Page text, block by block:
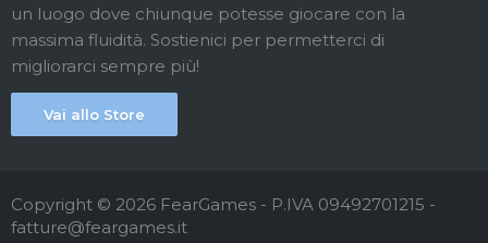
un luogo dove chiunque potesse giocare con la
massima fluidità. Sostienici per permetterci di
migliorarci sempre più!
Vai allo Store
Copyright © 2026 FearGames - P.IVA 09492701215 -
fatture@feargames.it